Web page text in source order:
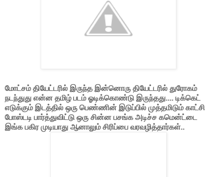
மோட்சம் தியேட்டரில் இருந்த இன்னொரு தியேட்டரில் துரோகம்
நடந்துது என்ன தமிழ் படம் ஓடிக்கொண்டு இருந்தது.... டிக்கெட்
எடுக்கும் இடத்தில் ஒரு பெண்ணின் இடுப்பில் முத்தமிடும் காட்சி
போஸ்டடி பார்த்துவிட்டு ஒரு சின்ன பசங்க அடிச்ச கமென்ட்டை
இங்க பகிர முடியாது ஆனாலும் சிரிப்பை வரவழித்தார்கள்..